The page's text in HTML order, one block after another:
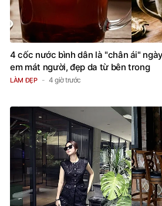
4 cốc nước bình dân là "chân ái"
em mát người, đẹp da từ bên trong
LÀM ĐẸP 4 giờ trước